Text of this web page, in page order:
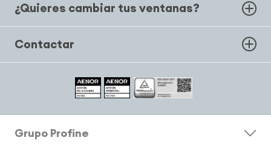
¿Quieres cambiar tus ventanas?
Contactar
Grupo Profine